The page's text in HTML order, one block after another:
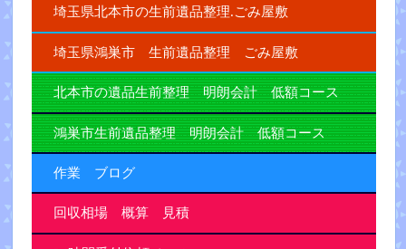
埼玉県北本市の生前遺品整理.ごみ屋敷
埼玉県鴻巣市 生前遺品整理 ごみ屋敷
北本市の遺品生前整理 明朗会計 低額コース
鴻巣市生前遺品整理 明朗会計 低額コース
作業 ブログ
回収相場 概算 見積